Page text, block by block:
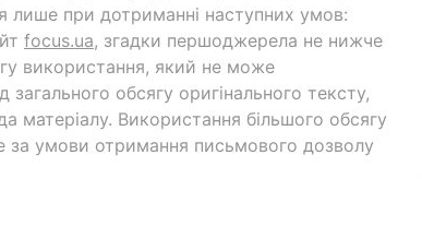
лише при дотриманні наступних умов:
focus.ua, згадки першоджерела не нижче
використання, який не може
загального обсягу оригінального тексту,
матеріалу. Використання більшого обсягу
умови отримання письмового дозволу